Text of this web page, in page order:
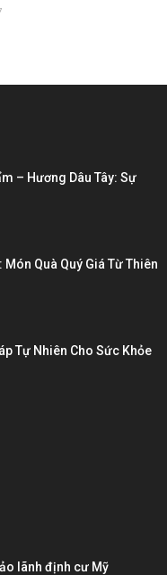
– Hương Dâu Tây: Sự
Món Quà Quý Giá Từ Thiên
Tự Nhiên Cho Sức Khỏe
lãnh định cư Mỹ